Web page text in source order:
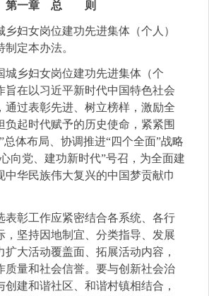
第一章 总 则
乡妇女岗位建功先进集体（个人）
定本办法。
乡妇女岗位建功先进集体（个
旨在以习近平新时代中国特色社会
通过表彰先进、树立榜样，激励全
负起时代赋予的历史使命，紧紧围
总体布局、协调推进“四个全面”战略
向党、建功新时代”号召，为全面建
中华民族伟大复兴的中国梦贡献巾
彰工作应紧密结合各系统、各行
，坚持因地制宜、分类指导、发展
扩大活动覆盖面、拓展活动内容，
质量和社会信誉。要与创新社会治
创建和谐社区、和谐村镇相结合，